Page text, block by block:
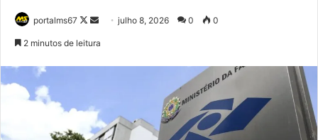
portalms67
Follow
Mandejulho 8, 2026 0 0
2 minutos de leitura